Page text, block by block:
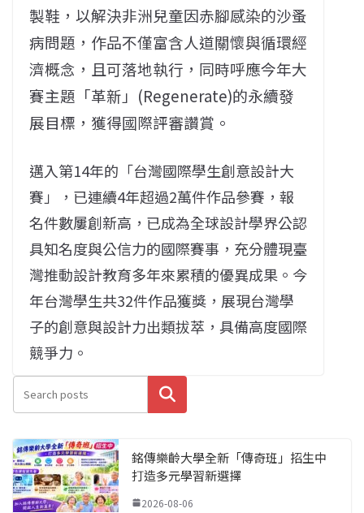
製鞋，以解決非洲兒童因赤腳感染的沙蚤
病問題，作品不僅富含人道關懷與循環經
濟概念，且可落地執行，同時呼應今年大
賽主題「革新」(Regenerate)的永續發
展目標，獲得國際評審讚賞。
邁入第14年的「台灣國際學生創意設計大
賽」，已連續4年超過2萬件作品參賽，報
名件數屢創新高， 已成為全球設計學界公認
具知名度與公信力的國際賽事， 充分體現臺
灣推動設計教育多年來累積的優異成果。今
年台灣學生共32件作品獲獎，展現台灣學
子的創意與設計力出類拔萃， 具備高度國際
競爭力。
搜尋
銘傳樂齡大學全新「傳奇班」招生中
打造多元學習新選擇
2026-08-06